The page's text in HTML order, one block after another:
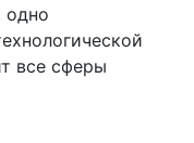
одно
все сферы